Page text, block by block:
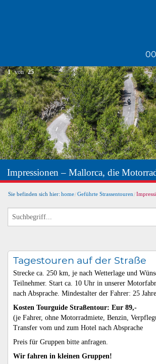
Impressionen – Mallorca, die
1 von 25
Sie befinden sich hier: home Geführte Strassentouren
Tagestouren auf der Straße
Strecke ca. 250 km, je nach Wetterlage und
Teilnehmer. Start ca. 10 Uhr in unserer
nach Absprache. Mindestalter der Fahrer: 25
Kosten Tourguide Straßentour: Eur 89,-
(je Fahrer, ohne Motorradmiete, Benzin,
Transfer vom und zum Hotel nach Absprache
Preis für Gruppen bitte anfragen.
Wir fahren in kleinen Gruppen!